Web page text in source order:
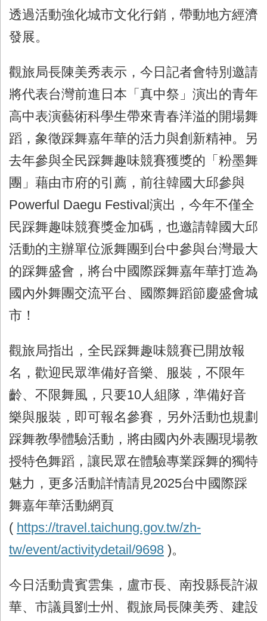
透過活動強化城市文化行銷，帶動地方經濟
發展。
觀旅局長陳美秀表示，今日記者會特別邀請
將代表台灣前進日本「真中祭」演出的青年
高中表演藝術科學生帶來青春洋溢的開場舞
蹈，象徵踩舞嘉年華的活力與創新精神。另
去年參與全民踩舞趣味競賽獲獎的「粉墨舞
團」藉由市府的引薦，前往韓國大邱參與
Powerful Daegu Festival演出，今年不僅全
民踩舞趣味競賽獎金加碼，也邀請韓國大邱
活動的主辦單位派舞團到台中參與台灣最大
的踩舞盛會，將台中國際踩舞嘉年華打造為
國內外舞團交流平台、國際舞蹈節慶盛會城
市！
觀旅局指出，全民踩舞趣味競賽已開放報
名，歡迎民眾準備好音樂、服裝，不限年
齡、不限舞風，只要10人組隊，準備好音
樂與服裝，即可報名參賽，另外活動也規劃
踩舞教學體驗活動，將由國內外表團現場教
授特色舞蹈，讓民眾在體驗專業踩舞的獨特
魅力，更多活動詳情請見2025台中國際踩
舞嘉年華活動網頁
( https://travel.taichung.gov.tw/zh-
tw/event/activitydetail/9698 )。
今日活動貴賓雲集，盧市長、南投縣長許淑
華、市議員劉士州、觀旅局長陳美秀、建設